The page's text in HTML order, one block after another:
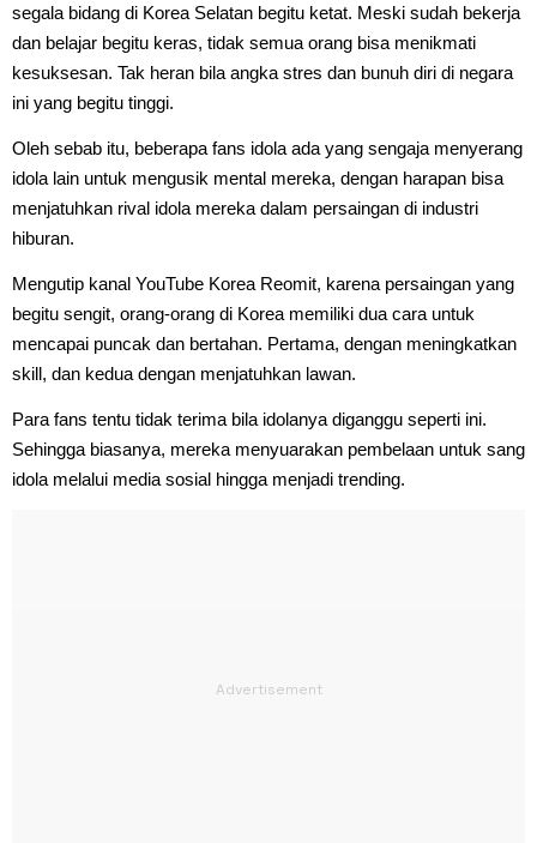
segala bidang di Korea Selatan begitu ketat. Meski sudah bekerja
dan belajar begitu keras, tidak semua orang bisa menikmati
kesuksesan. Tak heran bila angka stres dan bunuh diri di negara
ini yang begitu tinggi.
Oleh sebab itu, beberapa fans idola ada yang sengaja menyerang
idola lain untuk mengusik mental mereka, dengan harapan bisa
menjatuhkan rival idola mereka dalam persaingan di industri
hiburan.
Mengutip kanal YouTube Korea Reomit, karena persaingan yang
begitu sengit, orang-orang di Korea memiliki dua cara untuk
mencapai puncak dan bertahan. Pertama, dengan meningkatkan
skill, dan kedua dengan menjatuhkan lawan.
Para fans tentu tidak terima bila idolanya diganggu seperti ini.
Sehingga biasanya, mereka menyuarakan pembelaan untuk sang
idola melalui media sosial hingga menjadi trending.